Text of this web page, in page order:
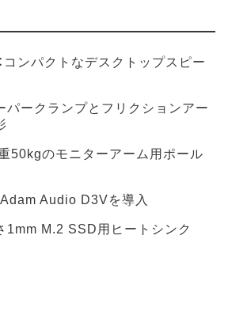
コンパクトなデスクトップスピー
パークランプとフリクションアー
50kgのモニターアーム用ポール
Audio D3Vを導入
1mm M.2 SSD用ヒートシンク